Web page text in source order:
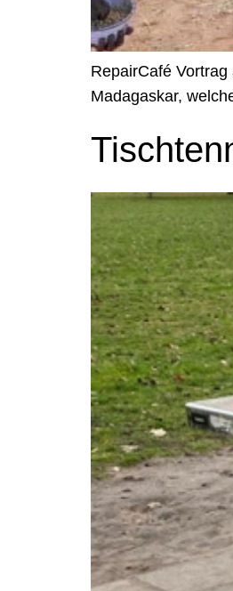
RepairCafé
Madagaskar,